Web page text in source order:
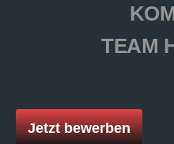
TEAM
Jetzt bewerben